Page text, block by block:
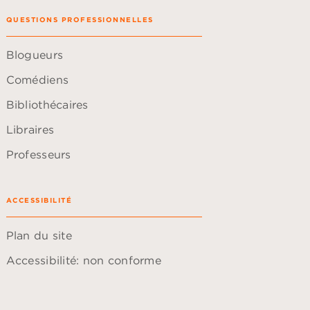
QUESTIONS PROFESSIONNELLES
Blogueurs
Comédiens
Bibliothécaires
Libraires
Professeurs
ACCESSIBILITÉ
Plan du site
Accessibilité: non conforme